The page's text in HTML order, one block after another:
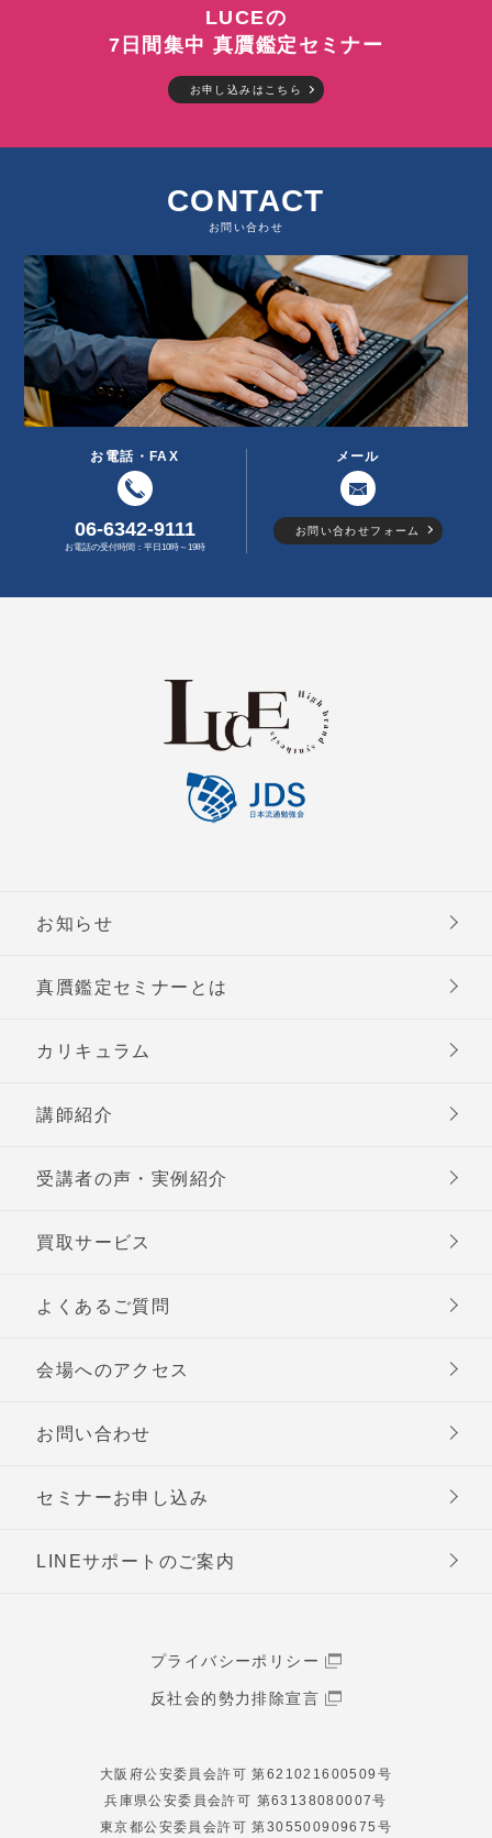
LUCEの
7日間集中 真贋鑑定セミナー
お申し込みはこちら
CONTACT
お問い合わせ
お電話・FAX
06-6342-9111
お電話の受付時間：平日10時～19時
メール
お問い合わせフォーム
お知らせ
真贋鑑定セミナーとは
カリキュラム
講師紹介
受講者の声・実例紹介
買取サービス
よくあるご質問
会場へのアクセス
お問い合わせ
セミナーお申し込み
LINEサポートのご案内
プライバシーポリシー
反社会的勢力排除宣言
大阪府公安委員会許可 第621021600509号
兵庫県公安委員会許可 第63138080007号
東京都公安委員会許可 第305500909675号